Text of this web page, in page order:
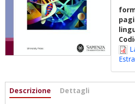
Informazioni
Descrizione (scheda
Dettagli